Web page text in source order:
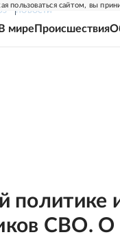
сайтом, вы
НОВОСТИ
В мире Происшествия
политике
СВО. О